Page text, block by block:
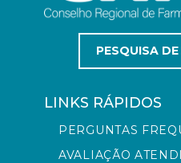
PESQUISA
LINKS RÁPIDOS
PERGUNTAS
AVALIAÇÃO